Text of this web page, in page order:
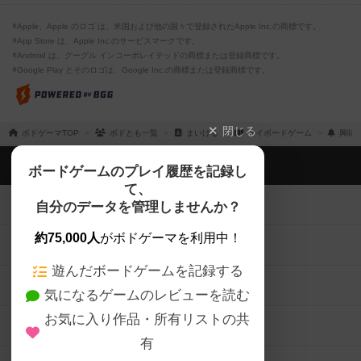
※Apple、Apple のロゴ は、米国および他の国々で登録されたApple Inc.の商標です。
※App Store は、Apple Inc.のサービスマークです。
※Android は、グーグル インコーポレイテッドの商標または登録商標です。
※Google Play とそのロゴは、Google Inc.の商標または登録商標です。
ボドゲーマTOP ボドとも一覧 まいける マイボードゲーム 興味
閉じる
ボードゲームのプレイ履歴を記録し
て、
自分のデータを管理しませんか？
約75,000人がボドゲーマを利用中！
遊んだボードゲームを記録する
気になるゲームのレビューを読む
お気に入り作品・所有リストの共
有
ボドゲーマTOP
ボードゲームを検索する
ボードゲームの新着レビュー
ボードゲーム会情報
メカニクス特集